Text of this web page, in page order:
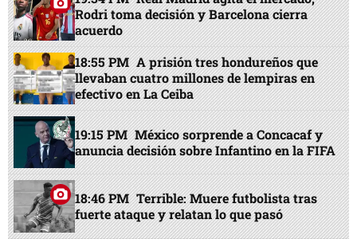
Rodri toma decisión y Barcelona cierra
acuerdo
18:55 PM A prisión tres hondureños que
llevaban cuatro millones de lempiras en
efectivo en La Ceiba
19:15 PM México sorprende a Concacaf y
anuncia decisión sobre Infantino en la FIFA
18:46 PM Terrible: Muere futbolista tras
fuerte ataque y relatan lo que pasó